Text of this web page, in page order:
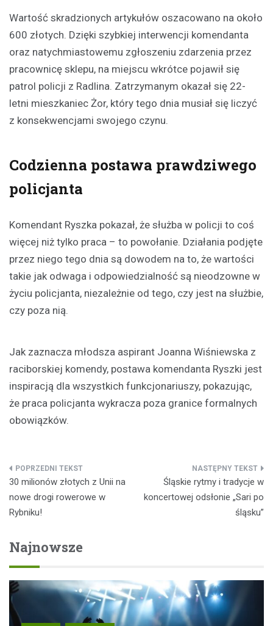
Wartość skradzionych artykułów oszacowano na około
600 złotych. Dzięki szybkiej interwencji komendanta
oraz natychmiastowemu zgłoszeniu zdarzenia przez
pracownicę sklepu, na miejscu wkrótce pojawił się
patrol policji z Radlina. Zatrzymanym okazał się 22-
letni mieszkaniec Żor, który tego dnia musiał się liczyć
z konsekwencjami swojego czynu.
Codzienna postawa prawdziwego
policjanta
Komendant Ryszka pokazał, że służba w policji to coś
więcej niż tylko praca – to powołanie. Działania podjęte
przez niego tego dnia są dowodem na to, że wartości
takie jak odwaga i odpowiedzialność są nieodzowne w
życiu policjanta, niezależnie od tego, czy jest na służbie,
czy poza nią.
Jak zaznacza młodsza aspirant Joanna Wiśniewska z
raciborskiej komendy, postawa komendanta Ryszki jest
inspiracją dla wszystkich funkcjonariuszy, pokazując,
że praca policjanta wykracza poza granice formalnych
obowiązków.
Nawigacja
wpisu
30 milionów złotych z Unii na
nowe drogi rowerowe w
Rybniku!
Śląskie rytmy i tradycje w
koncertowej odsłonie „Sari po
śląsku”
Najnowsze